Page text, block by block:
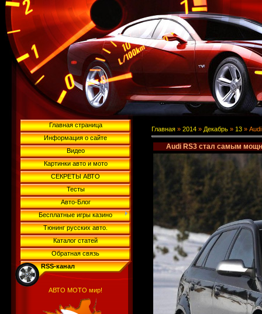
Главная страница
Информация о сайте
Видео
Картинки авто и мото
СЕКРЕТЫ АВТО
Тесты
Авто-Блог
Бесплатные игры казино
Тюнинг русских авто.
Каталог статей
Обратная связь
RSS-канал
АВТО МОТО мир!
Главная » 2014 » Декабрь » 13 »
Audi RS3 стал самым